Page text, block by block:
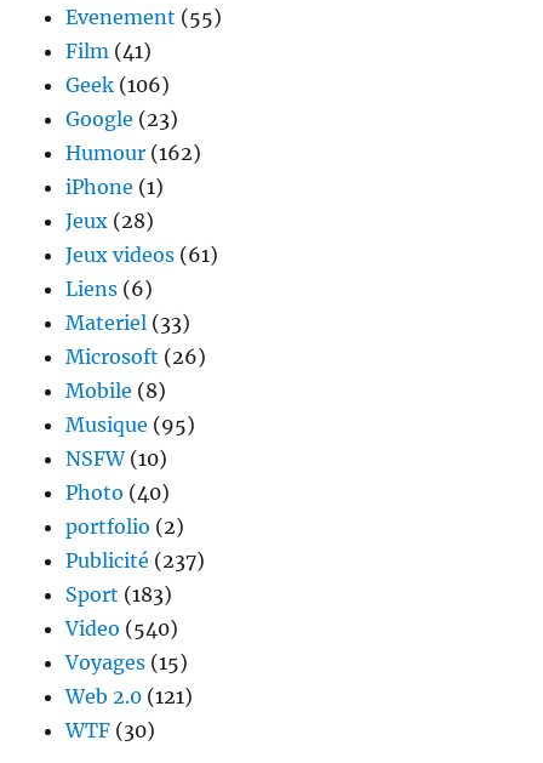
Evenement (55)
Film (41)
Geek (106)
Google (23)
Humour (162)
iPhone (1)
Jeux (28)
Jeux videos (61)
Liens (6)
Materiel (33)
Microsoft (26)
Mobile (8)
Musique (95)
NSFW(10)
Photo (40)
portfolio (2)
Publicité (237)
Sport (183)
Video (540)
Voyages (15)
Web 2.0 (121)
WTF (30)